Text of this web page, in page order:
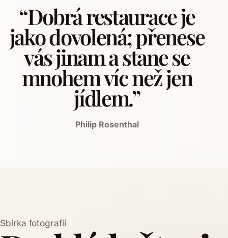
“Dobrá restaurace je
jako dovolená; přenese
vás jinam a stane se
mnohem víc než jen
jídlem.”
Philip Rosenthal
Sbírka fotografií